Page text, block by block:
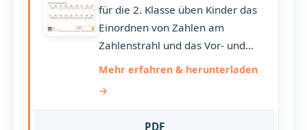
für die 2. Klasse üben Kinder das
Einordnen von Zahlen am
Zahlenstrahl und das Vor- und...
Mehr erfahren & herunterladen
PDF